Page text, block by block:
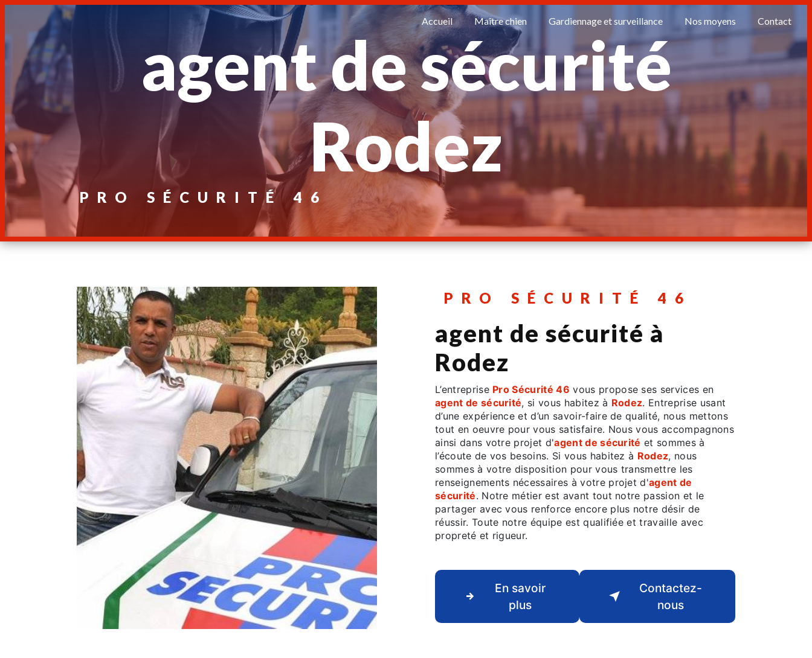
Accueil Maître chien Gardiennage et surveillance Nos moyens Contact
agent de sécurité
Rodez
PRO SÉCURITÉ 46
PRO SÉCURITÉ 46
agent de sécurité à
Rodez
L’entreprise Pro Sécurité 46 vous propose ses services en
agent de sécurité, si vous habitez à Rodez. Entreprise usant
d’une expérience et d’un savoir-faire de qualité, nous mettons
tout en oeuvre pour vous satisfaire. Nous vous accompagnons
ainsi dans votre projet d'agent de sécurité et sommes à
l’écoute de vos besoins. Si vous habitez à Rodez, nous
sommes à votre disposition pour vous transmettre les
renseignements nécessaires à votre projet d'agent de
sécurité. Notre métier est avant tout notre passion et le
partager avec vous renforce encore plus notre désir de
réussir. Toute notre équipe est qualifiée et travaille avec
propreté et rigueur.
En savoir
plus
Contactez-
nous
Panneau de gestion des cookies